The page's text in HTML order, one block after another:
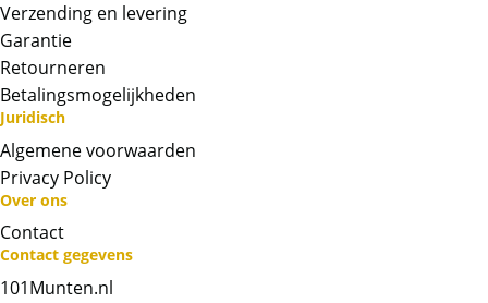
Neem contact op met op!
Verzending en levering
Garantie
Retourneren
Betalingsmogelijkheden
Juridisch
Algemene voorwaarden
Privacy Policy
Over ons
Contact
Contact gegevens
101Munten.nl